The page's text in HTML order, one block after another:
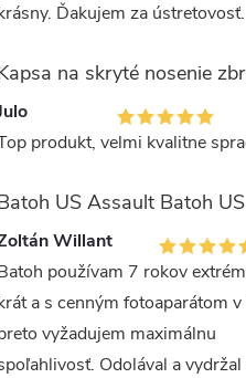
Ďakujem za ústretovosť.
produkt, velmi kvalitne
Willant
používam 7 rokov
a s cenným fotoaparátom
vyžadujem maximálnu
Odolával a vydržal